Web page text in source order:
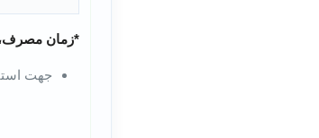
*زمان مصرف،
جهت